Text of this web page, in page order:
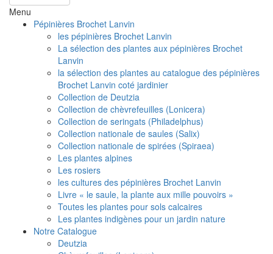
Menu
Pépinières Brochet Lanvin
les pépinières Brochet Lanvin
La sélection des plantes aux pépinières Brochet
Lanvin
la sélection des plantes au catalogue des pépinières
Brochet Lanvin coté jardinier
Collection de Deutzia
Collection de chèvrefeuilles (Lonicera)
Collection de seringats (Philadelphus)
Collection nationale de saules (Salix)
Collection nationale de spirées (Spiraea)
Les plantes alpines
Les rosiers
les cultures des pépinières Brochet Lanvin
Livre « le saule, la plante aux mille pouvoirs »
Toutes les plantes pour sols calcaires
Les plantes indigènes pour un jardin nature
Notre Catalogue
Deutzia